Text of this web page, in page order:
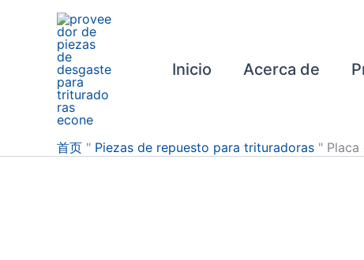
contenido
Inicio Acerca de
首页 " Piezas de repuesto para trituradoras "